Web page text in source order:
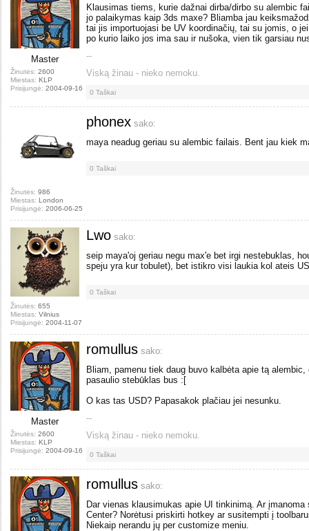
Master
Žinutės: 2600
Miestas: KLP
Prisijungė: 2004-09-16
Klausimas tiems, kurie dažnai dirba/dirbo su alembic
jo palaikymas kaip 3ds maxe? Bliamba jau
tai jis importuojasi be UV koordinačių, tai su jomis, o
po kurio laiko jos ima sau ir nušoka, vien tik garsiau
--
Viską žinau - nieko nemoku.
0 Taškai
Žinutės: 986
Miestas: London
Prisijungė: 2006-06-25
phonex sako:
maya neadug geriau su alembic failais. Bent jau kiek
0 Taškai
Žinutės: 655
Miestas: Vilnius
Prisijungė: 2004-11-07
Lwo sako:
seip maya'oj geriau negu max'e bet irgi nestebuklas,
speju yra kur tobulet), bet istikro visi laukia kol ateis
0 Taškai
Master
Žinutės: 2600
Miestas: KLP
Prisijungė: 2004-09-16
romullus sako:
Bliam, pamenu tiek daug buvo kalbėta apie tą
pasaulio stebūklas bus :[
O kas tas USD? Papasakok plačiau jei nesunku.
--
Viską žinau - nieko nemoku.
0 Taškai
romullus sako:
Dar vienas klausimukas apie UI tinkinimą. Ar
Center? Norėtusi priskirti hotkey ar susitempti į
Niekaip nerandu jų per customize meniu.